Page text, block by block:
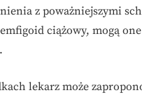
z poważniejszymi
ciążowy, mogą
lekarz może